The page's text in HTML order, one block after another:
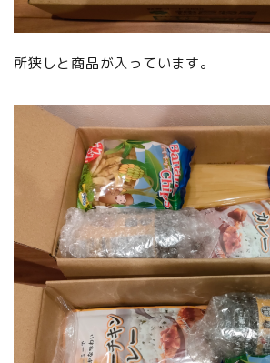
所狭しと商品が入っています。